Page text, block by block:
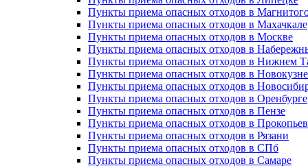
Пункты приема опасных отходов в
Пункты приема опасных отходов в Махачкале
Пункты приема опасных отходов в Москве
Пункты приема опасных отходов в
Пункты приема опасных отходов в Нижнем
Пункты приема опасных отходов в
Пункты приема опасных отходов в
Пункты приема опасных отходов в Оренбурге
Пункты приема опасных отходов в Пензе
Пункты приема опасных отходов в
Пункты приема опасных отходов в Рязани
Пункты приема опасных отходов в СПб
Пункты приема опасных отходов в Самаре